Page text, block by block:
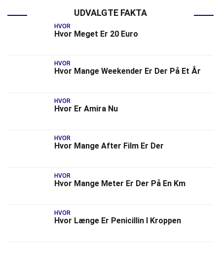
UDVALGTE FAKTA
HVOR
Hvor Meget Er 20 Euro
HVOR
Hvor Mange Weekender Er Der På Et År
HVOR
Hvor Er Amira Nu
HVOR
Hvor Mange After Film Er Der
HVOR
Hvor Mange Meter Er Der På En Km
HVOR
Hvor Længe Er Penicillin I Kroppen